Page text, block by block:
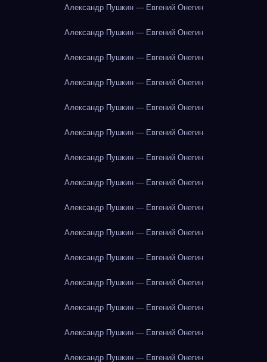
Александр Пушкин — Евгений Онегин
Александр Пушкин — Евгений Онегин
Александр Пушкин — Евгений Онегин
Александр Пушкин — Евгений Онегин
Александр Пушкин — Евгений Онегин
Александр Пушкин — Евгений Онегин
Александр Пушкин — Евгений Онегин
Александр Пушкин — Евгений Онегин
Александр Пушкин — Евгений Онегин
Александр Пушкин — Евгений Онегин
Александр Пушкин — Евгений Онегин
Александр Пушкин — Евгений Онегин
Александр Пушкин — Евгений Онегин
Александр Пушкин — Евгений Онегин
Александр Пушкин — Евгений Онегин